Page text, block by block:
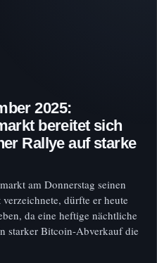
2025:
bereitet sich
Rallye auf starke
am Donnerstag seinen
dürfte er heute
da eine heftige nächtliche
starker Bitcoin-Abverkauf die